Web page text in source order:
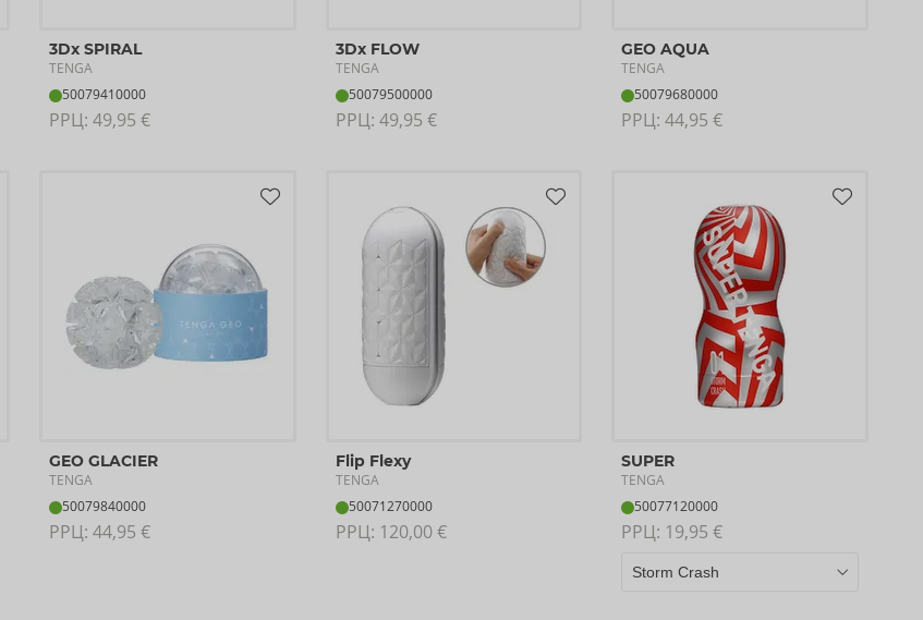
3Dx SPIRAL
TENGA
50079410000
РРЦ: 49,95 €
3Dx FLOW
TENGA
50079500000
РРЦ: 49,95 €
GEO AQUA
TENGA
50079680000
РРЦ: 44,95 €
GEO GLACIER
TENGA
50079840000
РРЦ: 44,95 €
Flip Flexy
TENGA
50071270000
РРЦ: 120,00 €
SUPER
TENGA
50077120000
РРЦ: 19,95 €